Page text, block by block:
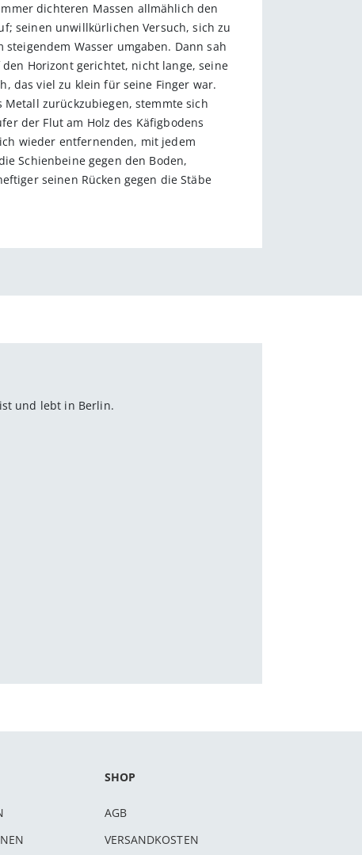
dichteren Massen allmählich den
seinen unwillkürlichen Versuch, sich zu
Wasser umgaben. Dann sah
Horizont gerichtet, nicht lange, seine
das viel zu klein für seine Finger war.
zurückzubiegen, stemmte sich
der Flut am Holz des Käfigbodens
wieder entfernenden, mit jedem
Schienbeine gegen den Boden,
seinen Rücken gegen die Stäbe
und lebt in Berlin.
SHOP
AGB
VERSANDKOSTEN